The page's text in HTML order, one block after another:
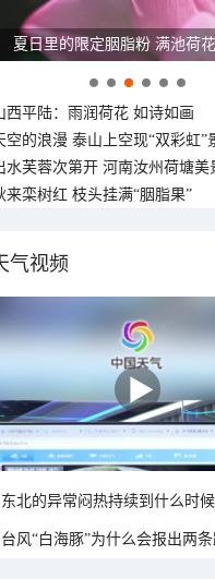
色花海上线 青海门源油菜花大
西平陆：雨润荷花 如诗如画
空的浪漫 泰山上空现“双彩虹”
水芙蓉次第开 河南汝州荷塘美
来栾树红 枝头挂满“胭脂果”
气视频
东北的异常闷热持续到什么时候
台风“白海豚”为什么会报出两条